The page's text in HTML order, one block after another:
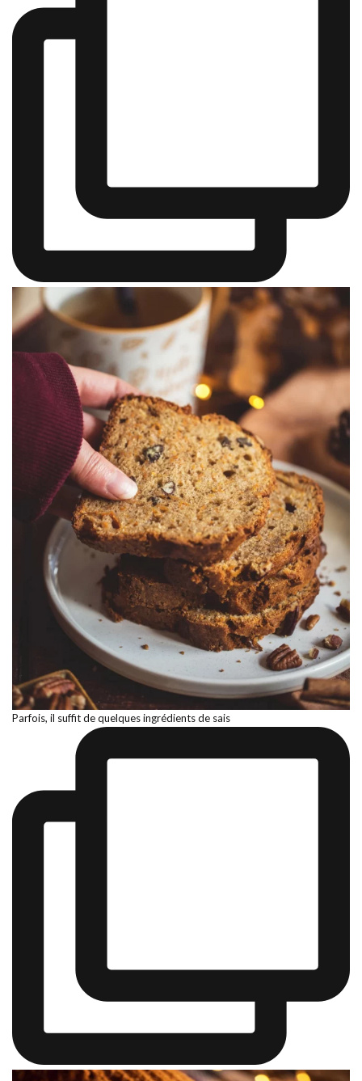
Parfois, il suffit de quelques ingrédients de sais